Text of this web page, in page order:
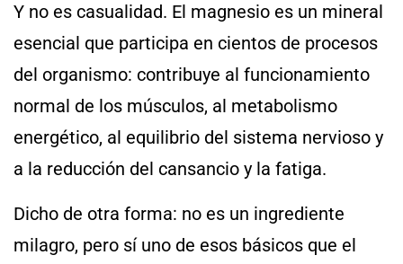
Y no es casualidad. El magnesio es un mineral
esencial que participa en cientos de procesos
del organismo: contribuye al funcionamiento
normal de los músculos, al metabolismo
energético, al equilibrio del sistema nervioso y
a la reducción del cansancio y la fatiga.
Dicho de otra forma: no es un ingrediente
milagro, pero sí uno de esos básicos que el